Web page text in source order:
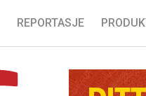
REPORTASJE